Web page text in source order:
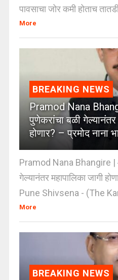
पावसाचा जोर कमी होताच
More
BREAKING NEWS
Pramod Nana
पुणेकरांचा बळी गेल्यानंतर
होणार? – प्रमोद नाना
Pramod Nana Bhangire |
गेल्यानंतर महापालिका जागी
Pune Shivsena - (The
More
BREAKING NEWS